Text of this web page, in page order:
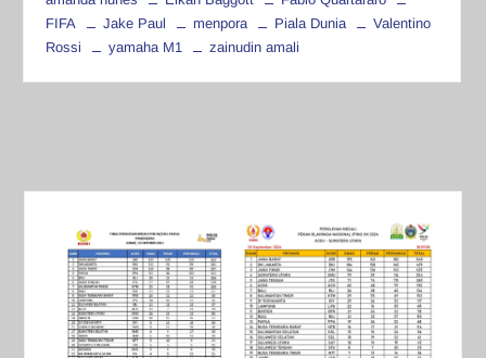
FIFA
Jake Paul menpora Piala Dunia
Valentino
Rossi
yamaha M1 zainudin amali